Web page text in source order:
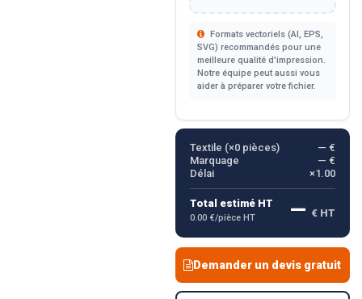
Formats vectoriels (AI, EPS,
SVG) recommandés pour une
meilleure qualité d'impression.
Notre équipe peut aussi vous
aider à préparer votre fichier.
Textile (×0pièces)
— €
Marquage
— €
Délai
×1.00
Total estimé HT
0.00 €/pièce HT — € HT
Demander un devis gratuit